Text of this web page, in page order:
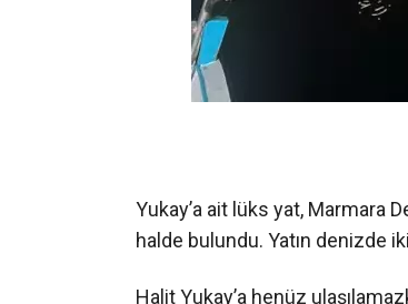
Yukay’a ait lüks yat, Marmara
halde bulundu. Yatın denizde
Halit Yukay’a henüz